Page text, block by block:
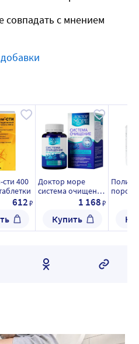
совпадать с мнением
400
612₽
Доктор море
система очищение
60 шт. капсулы1 168₽
Купить